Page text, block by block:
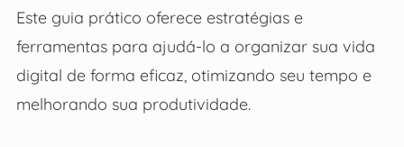
Este guia prático oferece estratégias e
ferramentas para ajudá-lo a organizar sua vida
digital de forma eficaz, otimizando seu tempo e
melhorando sua produtividade.